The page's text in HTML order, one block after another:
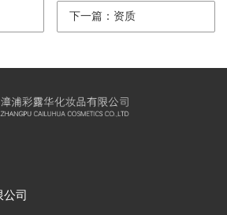
下一篇：资质
司